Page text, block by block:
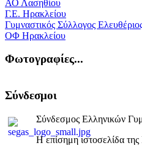
ΑΟ Λασηθίου
Γ.Ε. Ηρακλείου
Γυμναστικός Σύλλογος
ΟΦ Ηρακλείου
Φωτογραφίες...
Σύνδεσμοι
Σύνδεσμος Ελληνικών
Η επίσημη ιστοσελίδα